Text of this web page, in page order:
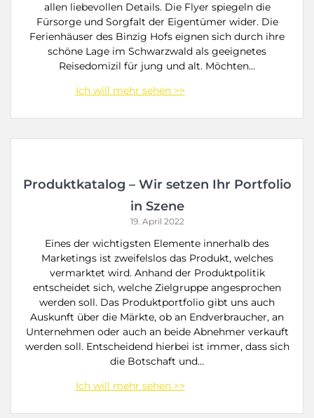
allen liebevollen Details. Die Flyer spiegeln die
Fürsorge und Sorgfalt der Eigentümer wider. Die
Ferienhäuser des Binzig Hofs eignen sich durch ihre
schöne Lage im Schwarzwald als geeignetes
Reisedomizil für jung und alt. Möchten…
Produktkatalog – Wir setzen Ihr Portfolio
in Szene
19. April 2022
Eines der wichtigsten Elemente innerhalb des
Marketings ist zweifelslos das Produkt, welches
vermarktet wird. Anhand der Produktpolitik
entscheidet sich, welche Zielgruppe angesprochen
werden soll. Das Produktportfolio gibt uns auch
Auskunft über die Märkte, ob an Endverbraucher, an
Unternehmen oder auch an beide Abnehmer verkauft
werden soll. Entscheidend hierbei ist immer, dass sich
die Botschaft und…